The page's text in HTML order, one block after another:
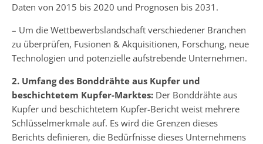
Daten von 2015 bis 2020 und Prognosen bis 2031.
– Um die Wettbewerbslandschaft verschiedener Branchen
zu überprüfen, Fusionen & Akquisitionen, Forschung, neue
Technologien und potenzielle aufstrebende Unternehmen.
2. Umfang des Bonddrähte aus Kupfer und
beschichtetem Kupfer-Marktes: Der Bonddrähte aus
Kupfer und beschichtetem Kupfer-Bericht weist mehrere
Schlüsselmerkmale auf. Es wird die Grenzen dieses
Berichts definieren, die Bedürfnisse dieses Unternehmens